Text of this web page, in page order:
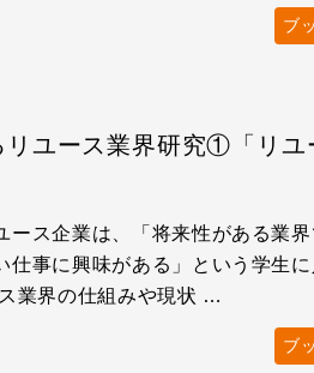
ブ
ース企業は、「将来性がある業界
仕事に興味がある」という学生
業界の仕組みや現状 …
ブ